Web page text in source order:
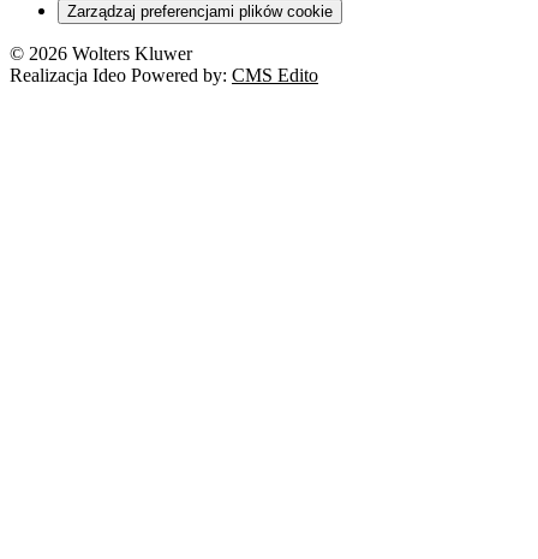
Zarządzaj preferencjami plików cookie
© 2026 Wolters Kluwer
Realizacja Ideo Powered by: CMS Edito